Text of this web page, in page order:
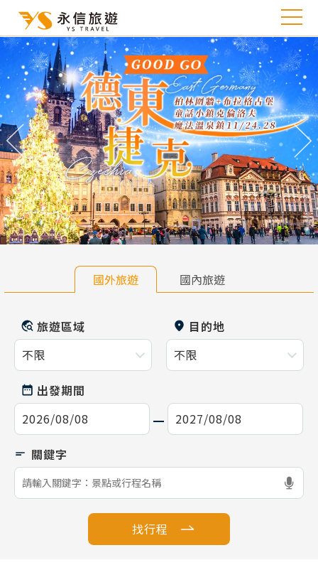
往前 往
國外旅遊 國內旅遊
旅遊區域 目的地
出發期間
找行程